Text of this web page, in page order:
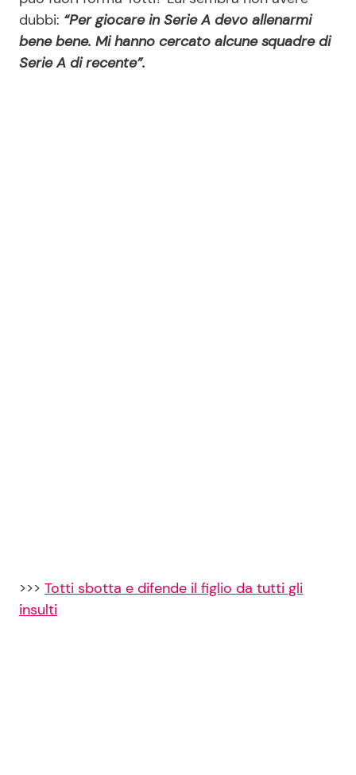
dubbi: “Per giocare in Serie A devo allenarmi
bene bene. Mi hanno cercato alcune squadre di
Serie A di recente”.
>>> Totti sbotta e difende il figlio da tutti gli
insulti